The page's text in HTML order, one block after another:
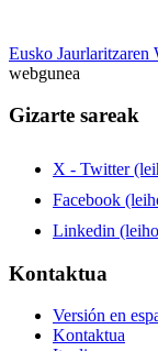
Eusko Jaurlaritzaren
webgunea
Gizarte sareak
X - Twitter
Facebook
Linkedin
Kontaktua
Versión en
Kontaktua